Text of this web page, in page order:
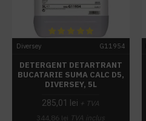
Diversey G11954
DETERGENT DETARTRANT
BUCATARIE SUMA CALC D5,
DIVERSEY, 5L
285,01 lei + TVA
344,86 lei TVA inclus